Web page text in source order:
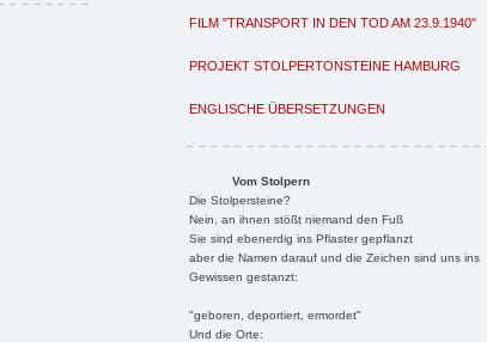
FILM "TRANSPORT IN DEN TOD AM 23.9.1940"
PROJEKT STOLPERTONSTEINE HAMBURG
ENGLISCHE ÜBERSETZUNGEN
Vom Stolpern
Die Stolpersteine?
Nein, an ihnen stößt niemand den Fuß
Sie sind ebenerdig ins Pflaster gepflanzt
aber die Namen darauf und die Zeichen sind uns ins
Gewissen gestanzt:
"geboren, deportiert, ermordet"
Und die Orte: